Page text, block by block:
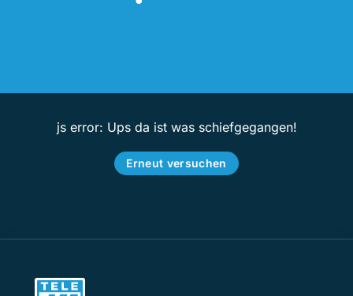
js error: Ups da ist was schiefgegangen!
Erneut versuchen